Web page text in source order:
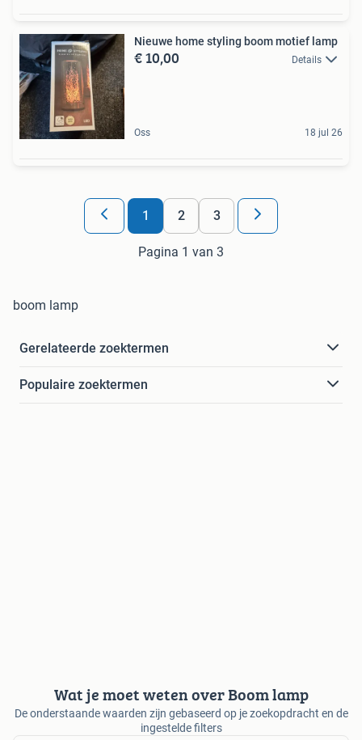
Nieuwe home styling boom motief lamp
€ 10,00 Details
Oss 18 jul 26
1 2 3
Pagina 1 van 3
boom lamp
Gerelateerde zoektermen
Populaire zoektermen
Wat je moet weten over Boom lamp
De onderstaande waarden zijn gebaseerd op je zoekopdracht en de
ingestelde filters